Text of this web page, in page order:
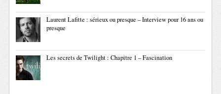
Laurent Lafitte : sérieux ou presque – Interview pour 16 ans ou
presque
Les secrets de Twilight : Chapitre 1 – Fascination